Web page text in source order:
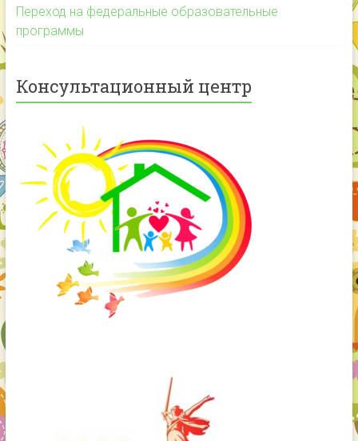
Переход на федеральные образовательные
программы
Консультационный центр